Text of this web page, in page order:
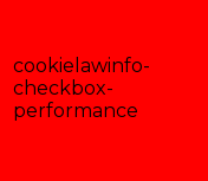
cookielawinfo-
checkbox-
performance